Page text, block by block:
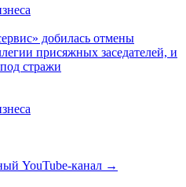
добилась отмены
присяжных заседателей, и
стражи
YouTube-канал →